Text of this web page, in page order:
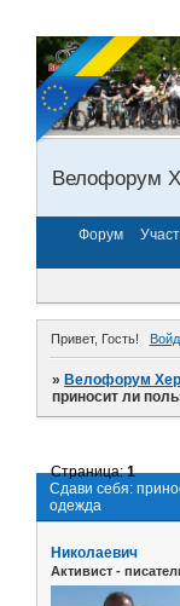
Велофорум
Форум
Привет, Гость!
»Велофорум
приносит ли
Сдави себя:
одежда
Страница:1
Николаевич
Активист -